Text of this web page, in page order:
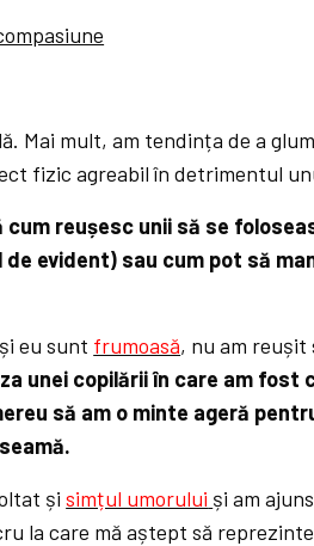
Mai mult, am tendința de a
fizic agreabil în detrimentul
reușesc unii să se
evident) sau cum pot să
eu sunt frumoasă, nu am
unei copilării în care am fost
să am o minte ageră
șisimțul umorului și am
la care mă aștept să